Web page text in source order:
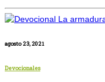
agosto 23, 2021
Devocionales